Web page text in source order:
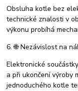
Obsluha kotle bez
technické znalosti v
výkonu probíhá
6. 🌐 Nezávislost na
Elektronické
a při ukončení výroby
jednoduchého kotle